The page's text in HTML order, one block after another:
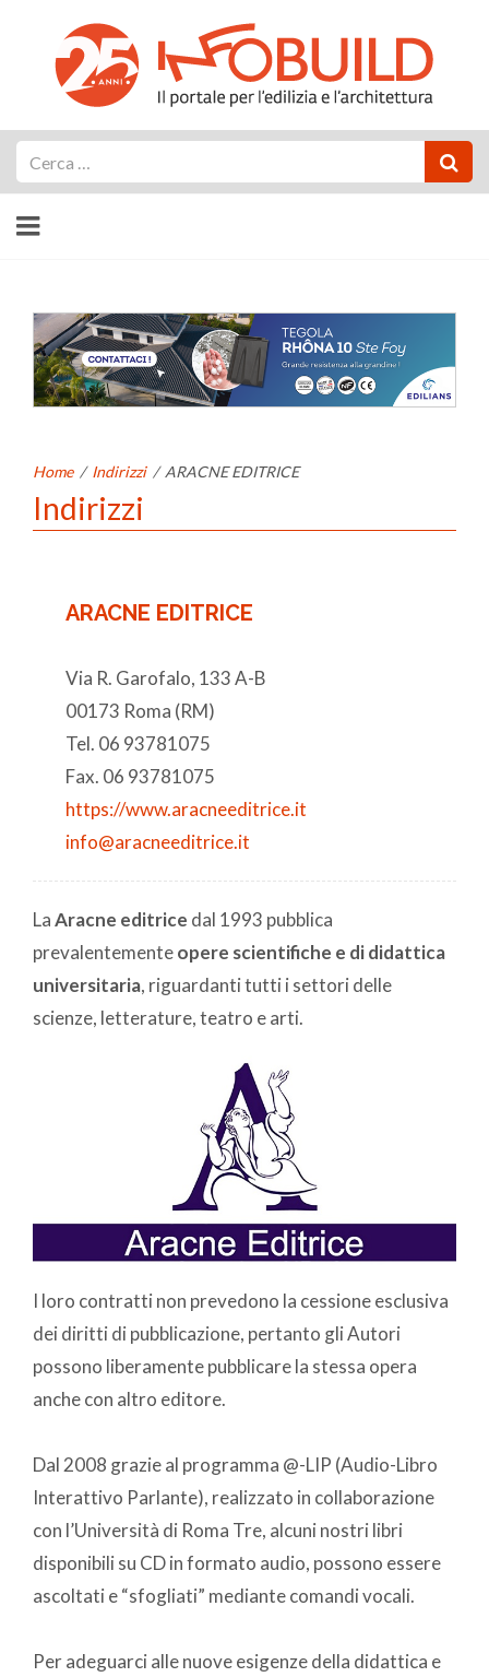
Home / Indirizzi / ARACNE EDITRICE
Indirizzi
ARACNE EDITRICE
Via R. Garofalo, 133 A-B
00173 Roma (RM)
Tel. 06 93781075
Fax. 06 93781075
https://www.aracneeditrice.it
info@aracneeditrice.it
LaAracne editrice dal 1993 pubblica
prevalentementeopere scientifiche e di didattica
universitaria, riguardanti tutti i settori delle
scienze, letterature, teatro e arti.
I loro contratti non prevedono la cessione esclusiva
dei diritti di pubblicazione, pertanto gli Autori
possono liberamente pubblicare la stessa opera
anche con altro editore.
Dal 2008 grazie al programma @-LIP (Audio-Libro
Interattivo Parlante), realizzato in collaborazione
con l’Università di Roma Tre, alcuni nostri libri
disponibili su CD in formato audio, possono essere
ascoltati e “sfogliati” mediante comandi vocali.
Per adeguarci alle nuove esigenze della didattica e